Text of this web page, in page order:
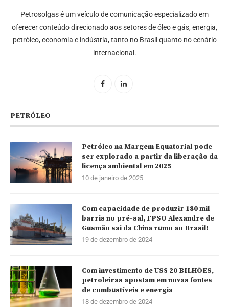
Petrosolgas é um veículo de comunicação especializado em
oferecer conteúdo direcionado aos setores de óleo e gás, energia,
petróleo, economia e indústria, tanto no Brasil quanto no cenário
internacional.
PETRÓLEO
Petróleo na Margem Equatorial pode
ser explorado a partir da liberação da
licença ambiental em 2025
10 de janeiro de 2025
Com capacidade de produzir 180 mil
barris no pré-sal, FPSO Alexandre de
Gusmão sai da China rumo ao Brasil!
19 de dezembro de 2024
Com investimento de US$ 20 BILHÕES,
petroleiras apostam em novas fontes
de combustíveis e energia
18 de dezembro de 2024